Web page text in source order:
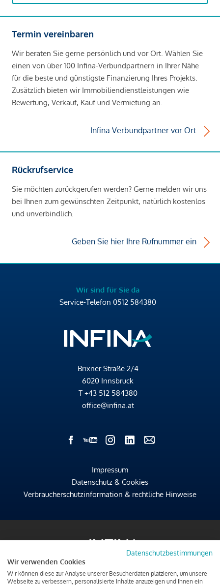
Termin vereinbaren
Wir beraten Sie gerne persönlich und vor Ort. Wählen Sie
einen von über 100 Infina-Verbundpartnern in Ihrer Nähe
für die beste und günstigste Finanzierung Ihres Projekts.
Zusätzlich bieten wir Immobiliendienstleistungen wie
Bewertung, Verkauf, Kauf und Vermietung an.
Infina Verbundpartner vor Ort
Rückrufservice
Sie möchten zurückgerufen werden? Gerne melden wir uns
bei Ihnen zum gewünschten Zeitpunkt, natürlich kostenlos
und unverbindlich.
Geben Sie hier Ihre Rufnummer ein
Wir sind für Sie da
Service-Telefon 0512 584380
Brixner Straße 2/4
6020 Innsbruck
T +43 512 584380
office@infina.at
Impressum
Datenschutz & Cookies
Verbraucherschutzinformation & rechtliche Hinweise
Datenschutzbestimmungen
Wir verwenden Cookies
Wir können diese zur Analyse unserer Besucherdaten platzieren, um unsere
Webseite zu verbessern, personalisierte Inhalte anzuzeigen und Ihnen ein